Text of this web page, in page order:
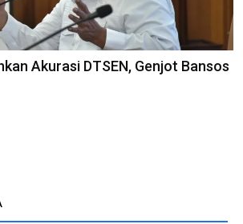
Akurasi DTSEN, Genjot Bansos